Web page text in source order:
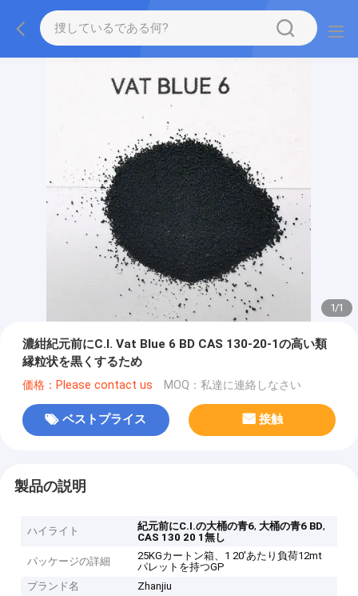
1/1
濃紺紀元前にC.I. Vat Blue 6 BD CAS 130-20-1の高い類
縁粒状を黒くするため
価格：Please contact us MOQ：私達に連絡しなさい
ベストプライス 接触
製品の説明
ハイライト 紀元前にC.I.の大桶の青6,大桶の青6 BD,
CAS 130 20 1無し
パッケージの詳細
25KGカートン箱、1 20'あたり負荷12mt
パレットを持つGP
ブランド名
Zhanjiu